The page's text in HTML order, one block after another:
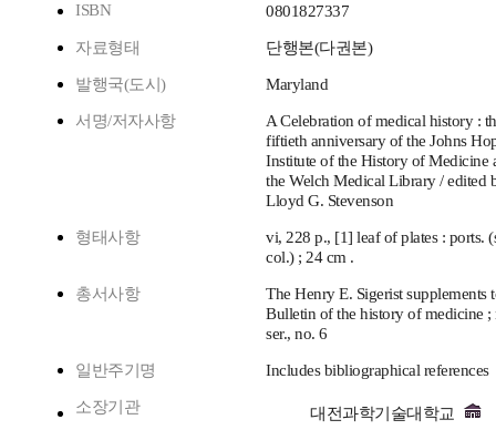
ISBN
0801827337
자료형태 단행본(다권본)
발행국(도시) Maryland
서명/저자사항
A Celebration of medical history :
fiftieth anniversary of the Johns
Institute of the History of Medicine
the Welch Medical Library / edited
Lloyd G. Stevenson
형태사항
vi, 228 p., [1] leaf of plates : ports.
col.) ; 24 cm .
총서사항
The Henry E. Sigerist supplements
Bulletin of the history of medicine ;
ser., no. 6
일반주기명 Includes bibliographical references
소장기관 대전과학기술대학교